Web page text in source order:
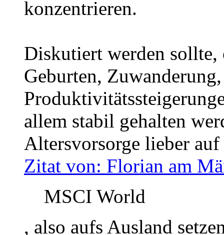
konzentrieren.
Diskutiert werden
Geburten,
allem stabil gehalten
Altersvorsorge lieber auf
Zitat von: Florian am
MSCI World
, also aufs Ausland